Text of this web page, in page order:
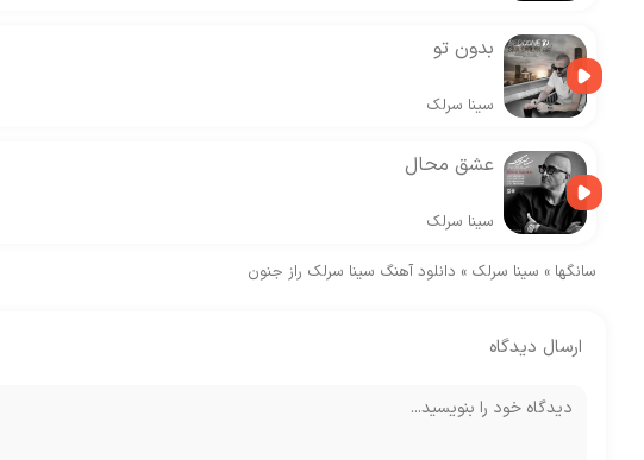
بدون تو
سینا سرلک
عشق محال
سینا سرلک
سانگها » سینا سرلک » دانلود آهنگ سینا سرلک راز جنون
ارسال دیدگاه